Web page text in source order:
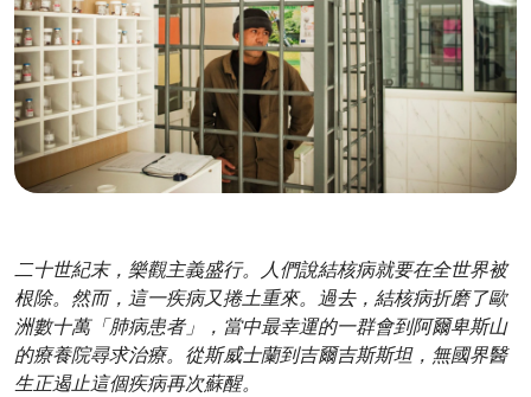
二十世紀末，樂觀主義盛行。人們說結核病就要在全世界被
根除。然而， 這一疾病又捲土重來。過去，結核病折磨了歐
洲數十萬「肺病患者」 ， 當中最幸運的一群會到阿爾卑斯山
的療養院尋求治療。從斯威士蘭到吉爾吉斯斯坦，無國界醫
生正遏止這個疾病再次蘇醒。